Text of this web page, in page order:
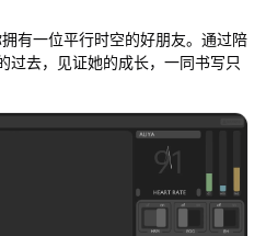
有一位平行时空的好朋友。通过陪
过去，见证她的成长，一同书写只